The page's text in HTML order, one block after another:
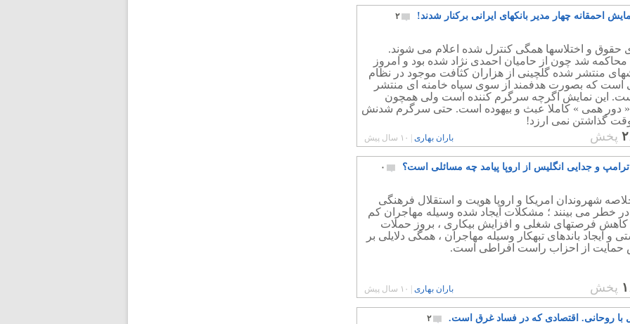
احمقانه چهار مدیر بانکهای ایرانی برکنار شدند! ۲
حقوق و اختلاسها همگی کنترل شده اعلام می شوند.
محاکمه شد چون از حامیان احمدی نژاد شده بود و امروز
منتشر شده گلچینی از هزاران کثافت موجود در نظام
است که بصورت هدفمند از سوی سپاه خامنه ای منتشر
این نمایش اگرچه سرگرم کننده است ولی همچون
« دور همی » کاملا عبث و بیهوده است. حتی سرگرم شدنش
گذاشتن نمی ارزد!
پخش باران بهاری ۱۰ سال پیش
و جدایی انگلیس از اروپا پیامد چه مسائلی است؟ ۰
شهروندان امریکا و اروپا هویت و استقلال فرهنگی
در خطر می بینند ؛ مشکلات ایجاد شده وسیله مهاجران کم
فرصتهای شغلی و افزایش بیکاری ، بروز حملات
و ایجاد باندهای تبهکار وسیله مهاجران ، همگی دلایلی بر
حمایت از احزاب راست افراطی است.
پخش باران بهاری ۱۰ سال پیش
روحانی. اقتصادی که در فساد غرق است. ۲